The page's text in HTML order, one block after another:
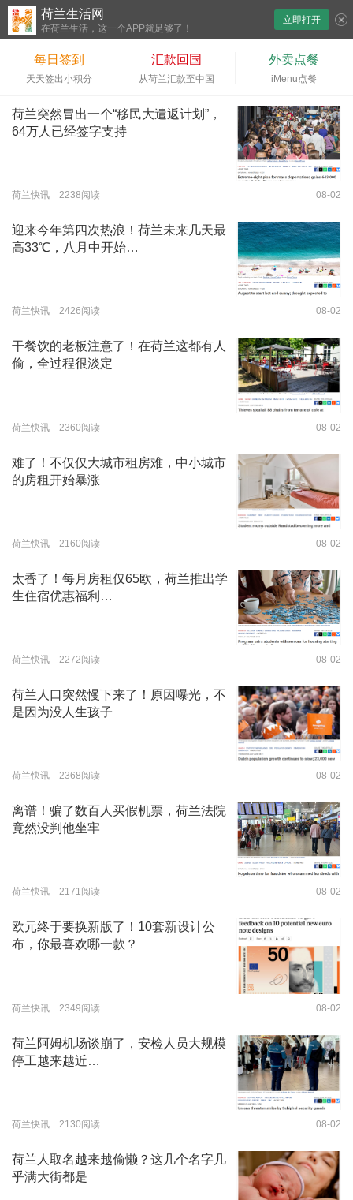
荷兰生活网
在荷兰生活，这一个APP就足够了！
立即打开
每日签到
天天签出小积分
汇款回国
从荷兰汇款至中国
外卖点餐
iMenu点餐
荷兰突然冒出一个“移民大遣返计划”，
64万人已经签字支持
荷兰快讯 2238阅读 08-02
迎来今年第四次热浪！荷兰未来几天最
高33℃，八月中开始…
荷兰快讯 2426阅读 08-02
干餐饮的老板注意了！在荷兰这都有人
偷，全过程很淡定
荷兰快讯 2360阅读 08-02
难了！不仅仅大城市租房难，中小城市
的房租开始暴涨
荷兰快讯 2160阅读 08-02
太香了！每月房租仅65欧，荷兰推出学
生住宿优惠福利…
荷兰快讯 2272阅读 08-02
荷兰人口突然慢下来了！原因曝光，不
是因为没人生孩子
荷兰快讯 2368阅读 08-02
离谱！骗了数百人买假机票，荷兰法院
竟然没判他坐牢
荷兰快讯 2171阅读 08-02
欧元终于要换新版了！10套新设计公
布，你最喜欢哪一款？
荷兰快讯 2349阅读 08-02
荷兰阿姆机场谈崩了，安检人员大规模
停工越来越近…
荷兰快讯 2130阅读 08-02
荷兰人取名越来越偷懒？这几个名字几
乎满大街都是